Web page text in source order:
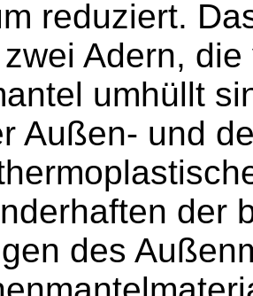
reduziert.
Adern,
umhüllt
Außen- und
der
des